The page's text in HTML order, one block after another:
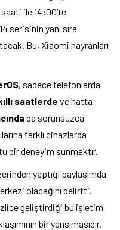
ile 14:00’te
serisinin yanı sıra
Bu, Xiaomi hayranları
, sadece telefonlarda
saatlerde ve hatta
da sorunsuzca
farklı cihazlarda
bir deneyim sunmaktır.
yaptığı paylaşımda
olacağını belirtti.
geliştirdiği bu işletim
bir yansımasıdır.